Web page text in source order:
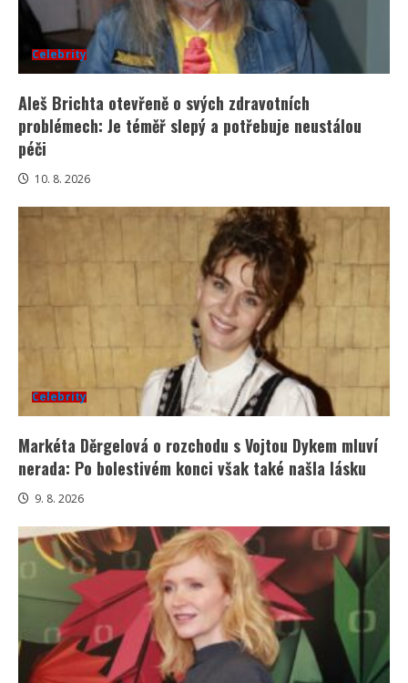
Celebrity
Aleš Brichta otevřeně o svých zdravotních
problémech: Je téměř slepý a potřebuje neustálou
péči
10. 8. 2026
Celebrity
Markéta Děrgelová o rozchodu s Vojtou Dykem mluví
nerada: Po bolestivém konci však také našla lásku
9. 8. 2026